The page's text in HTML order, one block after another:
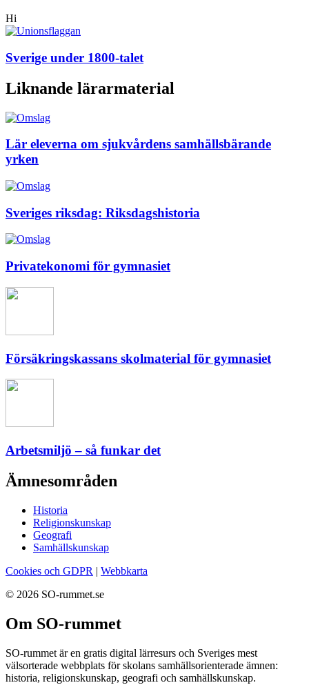
Hi
Sverige under 1800-talet
Liknande lärarmaterial
Lär eleverna om sjukvårdens samhällsbärande
yrken
Sveriges riksdag: Riksdagshistoria
Privatekonomi för gymnasiet
Försäkringskassans skolmaterial för gymnasiet
Arbetsmiljö – så funkar det
Ämnesområden
Historia
Religionskunskap
Geografi
Samhällskunskap
Cookies och GDPR | Webbkarta
© 2026 SO-rummet.se
Om SO-rummet
SO-rummet är en gratis digital lärresurs och Sveriges mest
välsorterade webbplats för skolans samhällsorienterade ämnen:
historia, religionskunskap, geografi och samhällskunskap.